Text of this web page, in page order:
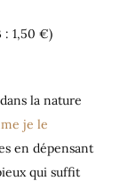
: 1,50 €)
la nature
je le
en dépensant
qui suffit